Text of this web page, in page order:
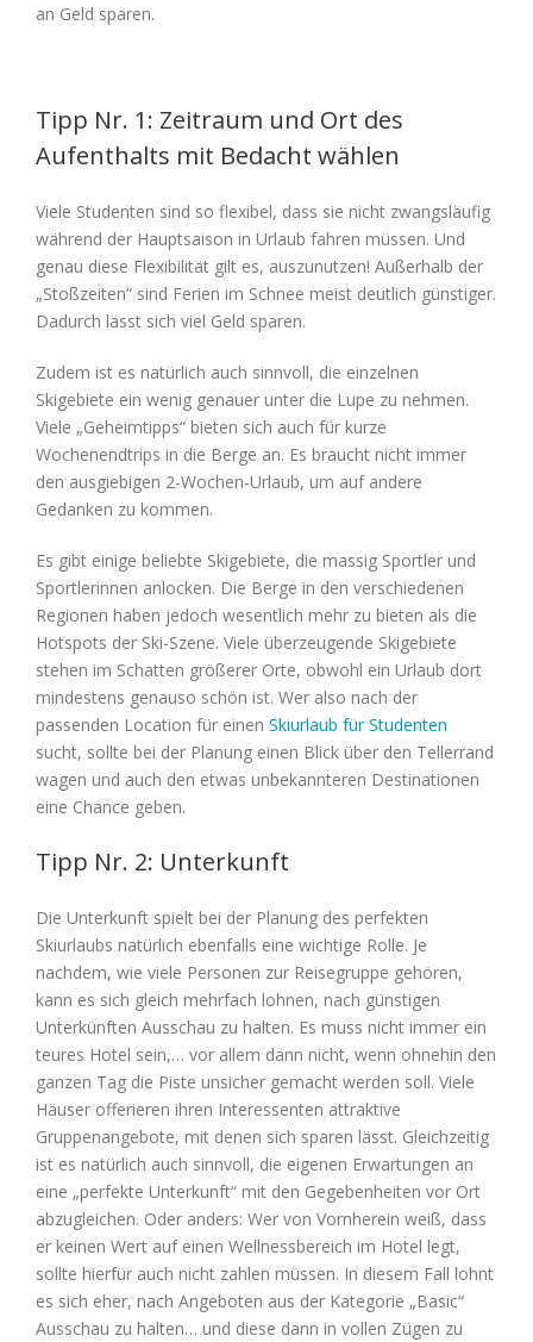
an Geld sparen.
Tipp Nr. 1: Zeitraum und Ort des
Aufenthalts mit Bedacht wählen
Viele Studenten sind so flexibel, dass sie nicht zwangsläufig
während der Hauptsaison in Urlaub fahren müssen. Und
genau diese Flexibilität gilt es, auszunutzen! Außerhalb der
„Stoßzeiten“ sind Ferien im Schnee meist deutlich günstiger.
Dadurch lässt sich viel Geld sparen.
Zudem ist es natürlich auch sinnvoll, die einzelnen
Skigebiete ein wenig genauer unter die Lupe zu nehmen.
Viele „Geheimtipps“ bieten sich auch für kurze
Wochenendtrips in die Berge an. Es braucht nicht immer
den ausgiebigen 2-Wochen-Urlaub, um auf andere
Gedanken zu kommen.
Es gibt einige beliebte Skigebiete, die massig Sportler und
Sportlerinnen anlocken. Die Berge in den verschiedenen
Regionen haben jedoch wesentlich mehr zu bieten als die
Hotspots der Ski-Szene. Viele überzeugende Skigebiete
stehen im Schatten größerer Orte, obwohl ein Urlaub dort
mindestens genauso schön ist. Wer also nach der
passenden Location für einen Skiurlaub für Studenten
sucht, sollte bei der Planung einen Blick über den Tellerrand
wagen und auch den etwas unbekannteren Destinationen
eine Chance geben.
Tipp Nr. 2: Unterkunft
Die Unterkunft spielt bei der Planung des perfekten
Skiurlaubs natürlich ebenfalls eine wichtige Rolle. Je
nachdem, wie viele Personen zur Reisegruppe gehören,
kann es sich gleich mehrfach lohnen, nach günstigen
Unterkünften Ausschau zu halten. Es muss nicht immer ein
teures Hotel sein,… vor allem dann nicht, wenn ohnehin den
ganzen Tag die Piste unsicher gemacht werden soll. Viele
Häuser offerieren ihren Interessenten attraktive
Gruppenangebote, mit denen sich sparen lässt. Gleichzeitig
ist es natürlich auch sinnvoll, die eigenen Erwartungen an
eine „perfekte Unterkunft“ mit den Gegebenheiten vor Ort
abzugleichen. Oder anders: Wer von Vornherein weiß, dass
er keinen Wert auf einen Wellnessbereich im Hotel legt,
sollte hierfür auch nicht zahlen müssen. In diesem Fall lohnt
es sich eher, nach Angeboten aus der Kategorie „Basic“
Ausschau zu halten… und diese dann in vollen Zügen zu